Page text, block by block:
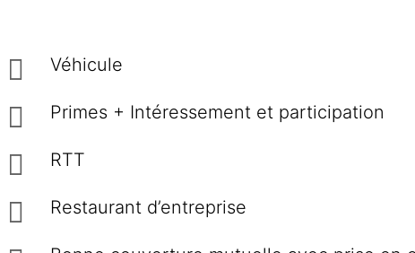
Véhicule
Primes + Intéressement et participation
RTT
Restaurant d’entreprise